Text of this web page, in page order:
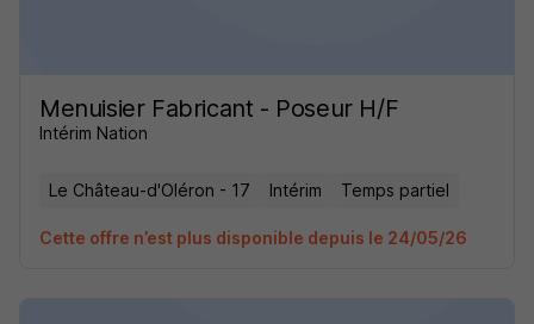
Menuisier Fabricant - Poseur H/F
Intérim Nation
Le Château-d'Oléron - 17 Intérim Temps partiel
Cette offre n’est plus disponible depuis le 24/05/26